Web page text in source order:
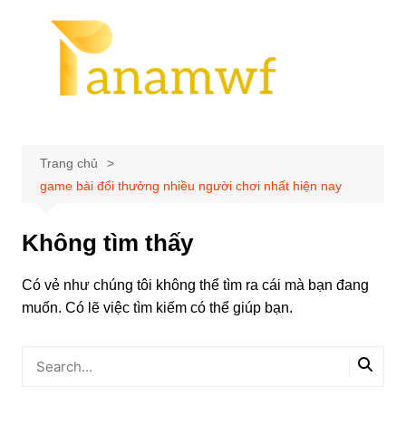
Trang chủ
game bài đổi thưởng nhiều người chơi nhất hiện nay
Không tìm thấy
Có vẻ như chúng tôi không thể tìm ra cái mà bạn đang
muốn. Có lẽ việc tìm kiếm có thể giúp bạn.